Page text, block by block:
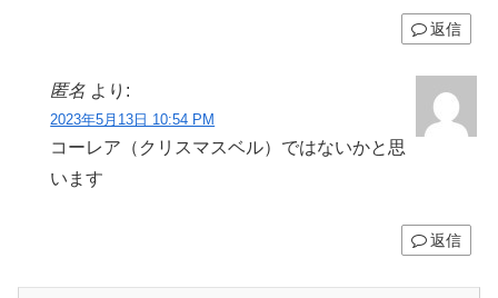
返信
匿名 より:
2023年5月13日 10:54 PM
コーレア（クリスマスベル）ではないかと思
います
返信